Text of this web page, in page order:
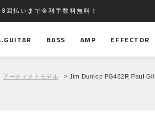
回払いまで金利手数料無料！
BASS AMP EFFECTOR
アーティストモデル > Jim Dunlop PG462R Paul